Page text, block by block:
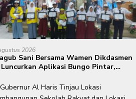
2026
Sani Bersama Wamen Dikdasmen
Luncurkan Aplikasi Bungo Pintar,